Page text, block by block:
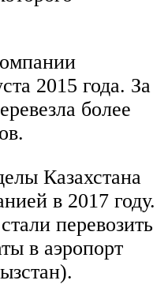
2015 года. За
более
Казахстана
в 2017 году.
перевозить
в аэропорт